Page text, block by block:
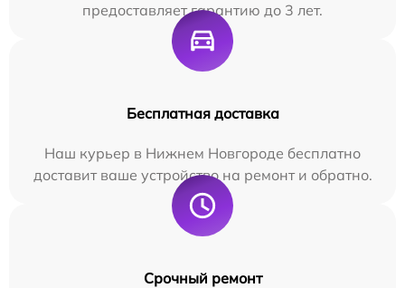
предоставляет гарантию до 3 лет.
Бесплатная доставка
Наш курьер в Нижнем Новгороде бесплатно
доставит ваше устройство на ремонт и обратно.
Срочный ремонт